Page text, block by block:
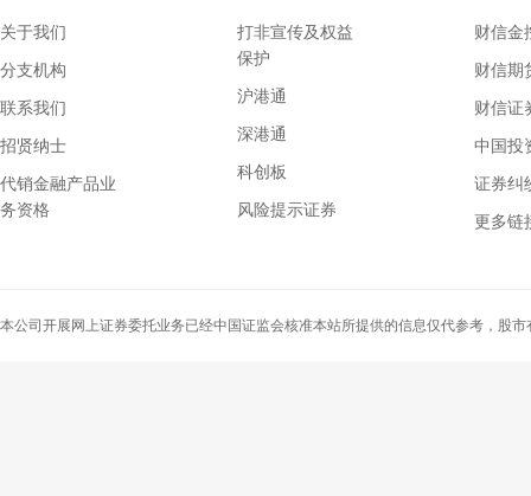
关于我们
分支机构
联系我们
招贤纳士
代销金融产品业
务资格
打非宣传及权益
保护
沪港通
深港通
科创板
风险提示证券
财信金
财信期
财信证
中国投
证券纠
更多链
上海证券交易所
本公司开展网上证券委托业务已经中国证监会核准本站所提供的信息仅代参考，股